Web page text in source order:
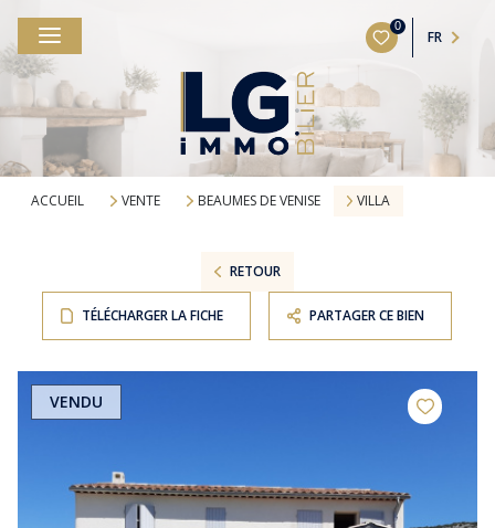
0
FR
ACCUEIL VENTE BEAUMES DE VENISE VILLA
RETOUR
TÉLÉCHARGER LA FICHE PARTAGER CE BIEN
VENDU